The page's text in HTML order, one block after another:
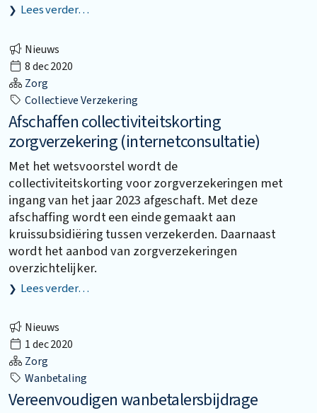
Lees verder…
Nieuws
8 dec 2020
Zorg
Collectieve Verzekering
Afschaffen collectiviteitskorting
zorgverzekering (internetconsultatie)
Met het wetsvoorstel wordt de
collectiviteitskorting voor zorgverzekeringen met
ingang van het jaar 2023 afgeschaft. Met deze
afschaffing wordt een einde gemaakt aan
kruissubsidiëring tussen verzekerden. Daarnaast
wordt het aanbod van zorgverzekeringen
overzichtelijker.
Lees verder…
Nieuws
1 dec 2020
Zorg
Wanbetaling
Vereenvoudigen wanbetalersbijdrage